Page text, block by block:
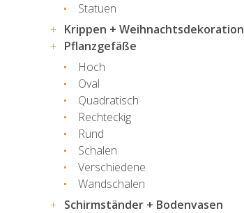
Statuen
Krippen + Weihnachtsdekoration
Pflanzgefäße
Hoch
Oval
Quadratisch
Rechteckig
Rund
Schalen
Verschiedene
Wandschalen
Schirmständer + Bodenvasen